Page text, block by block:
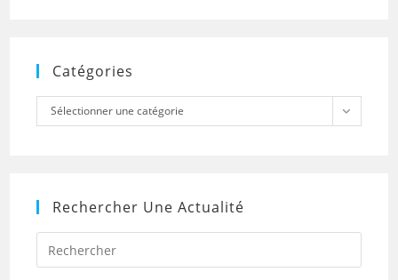
Catégories
Catégories
Sélectionner une catégorie
Rechercher Une Actualité
Press
to